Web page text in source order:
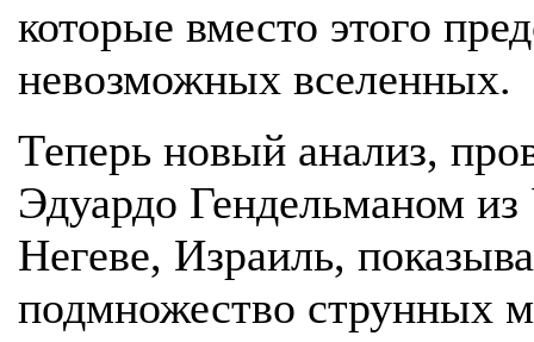
которые вместо этого
невозможных вселенных.
Теперь новый анализ,
Эдуардо Гендельманом
Негеве, Израиль,
подмножество струнных